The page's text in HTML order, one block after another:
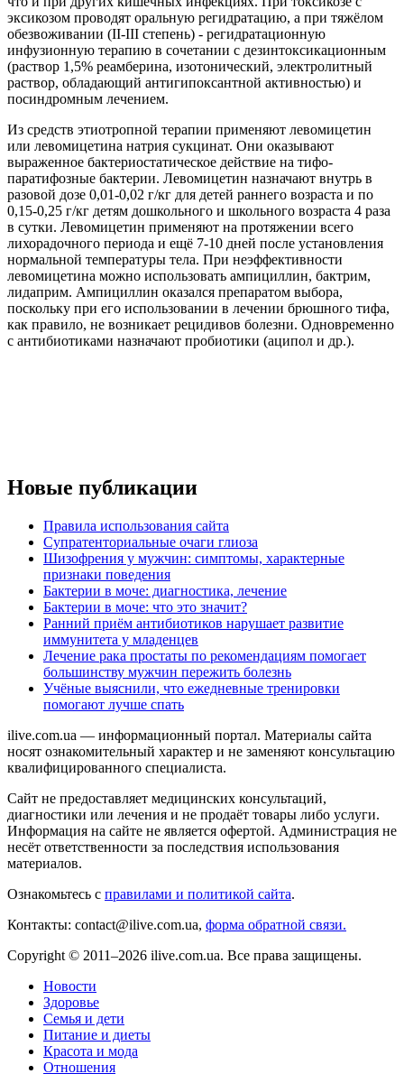
эксикозом проводят оральную регидратацию, а при тяжёлом
обезвоживании (II-III степень) - регидратационную
инфузионную терапию в сочетании с дезинтоксикационным
(раствор 1,5% реамберина, изотонический, электролитный
раствор, обладающий антигипоксантной активностью) и
посиндромным лечением.
Из средств этиотропной терапии применяют левомицетин
или левомицетина натрия сукцинат. Они оказывают
выраженное бактериостатическое действие на тифо-
паратифозные бактерии. Левомицетин назначают внутрь в
разовой дозе 0,01-0,02 г/кг для детей раннего возраста и по
0,15-0,25 г/кг детям дошкольного и школьного возраста 4 раза
в сутки. Левомицетин применяют на протяжении всего
лихорадочного периода и ещё 7-10 дней после установления
нормальной температуры тела. При неэффективности
левомицетина можно использовать ампициллин, бактрим,
лидаприм. Ампициллин оказался препаратом выбора,
поскольку при его использовании в лечении брюшного тифа,
как правило, не возникает рецидивов болезни. Одновременно
с антибиотиками назначают пробиотики (аципол и др.).
Новые публикации
Правила использования сайта
Супратенториальные очаги глиоза
Шизофрения у мужчин: симптомы, характерные
признаки поведения
Бактерии в моче: диагностика, лечение
Бактерии в моче: что это значит?
Ранний приём антибиотиков нарушает развитие
иммунитета у младенцев
Лечение рака простаты по рекомендациям помогает
большинству мужчин пережить болезнь
Учёные выяснили, что ежедневные тренировки
помогают лучше спать
ilive.com.ua — информационный портал. Материалы сайта
носят ознакомительный характер и не заменяют консультацию
квалифицированного специалиста.
Сайт не предоставляет медицинских консультаций,
диагностики или лечения и не продаёт товары либо услуги.
Информация на сайте не является офертой. Администрация не
несёт ответственности за последствия использования
материалов.
Ознакомьтесь с правилами и политикой сайта.
Контакты: contact@ilive.com.ua, форма обратной связи.
Copyright © 2011–2026 ilive.com.ua. Все права защищены.
Новости
Здоровье
Семья и дети
Питание и диеты
Красота и мода
Отношения